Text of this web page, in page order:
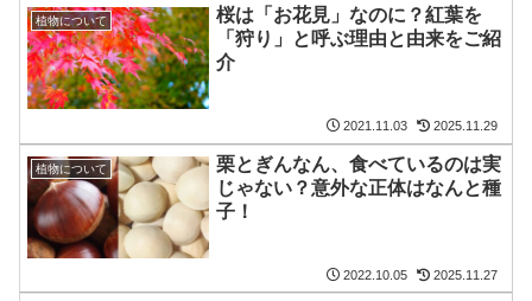
植物について
桜は「お花見」なのに？紅葉を
「狩り」と呼ぶ理由と由来をご紹
介
2021.11.03 2025.11.29
植物について
栗とぎんなん、食べているのは実
じゃない？意外な正体はなんと種
子！
2022.10.05 2025.11.27